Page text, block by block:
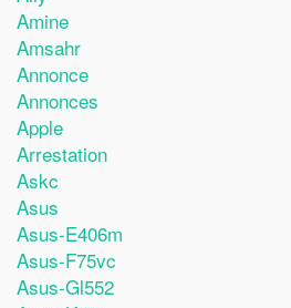
Amine
Amsahr
Annonce
Annonces
Apple
Arrestation
Askc
Asus
Asus-E406m
Asus-F75vc
Asus-Gl552